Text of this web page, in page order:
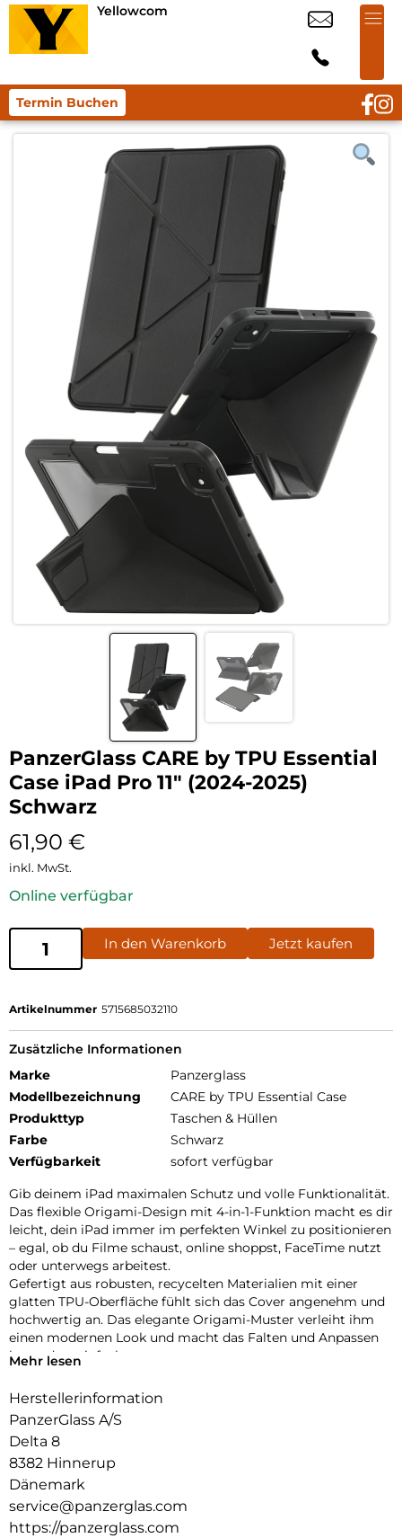
Yellowcom
Termin Buchen
PanzerGlass CARE by TPU Essential
Case iPad Pro 11″ (2024-2025)
Schwarz
61,90 €
inkl. MwSt.
Online verfügbar
In den Warenkorb Jetzt kaufen
Artikelnummer 5715685032110
Zusätzliche Informationen
Marke
Panzerglass
Modellbezeichnung
CARE by TPU Essential Case
Produkttyp
Taschen & Hüllen
Farbe
Schwarz
Verfügbarkeit
sofort verfügbar
Gib deinem iPad maximalen Schutz und volle Funktionalität.
Das flexible Origami-Design mit 4-in-1-Funktion macht es dir
leicht, dein iPad immer im perfekten Winkel zu positionieren
– egal, ob du Filme schaust, online shoppst, FaceTime nutzt
oder unterwegs arbeitest.
Gefertigt aus robusten, recycelten Materialien mit einer
glatten TPU-Oberfläche fühlt sich das Cover angenehm und
hochwertig an. Das elegante Origami-Muster verleiht ihm
einen modernen Look und macht das Falten und Anpassen
besonders einfach.
verstärkten Ecken, die den täglichen Stößen und
Erschütterungen standhalten. Dank der integrierten
Halterung für deinen Apple Pencil hast du ihn immer
griffbereit.
Bist du bereit, dein iPad auf das nächste Level zu bringen?
Die iPad Essential Hülle vereint Stil, Vielseitigkeit und Schutz
in einem cleveren Design – gemacht, um mit dir Schritt zu
halten, egal wohin dich der Tag führt.
Mehr lesen
Herstellerinformation
PanzerGlass A/S
Delta 8
8382 Hinnerup
Dänemark
service@panzerglas.com
https://panzerglass.com